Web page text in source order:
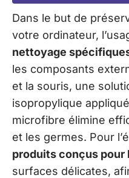
Dans le but de
votre ordinateur,
nettoyage
les composants
et la souris, une
isopropylique
microfibre élimine
et les germes. Pour
produits conçus pour
surfaces délicates,